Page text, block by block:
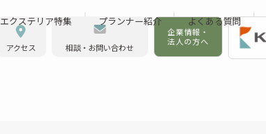
エクステリア特集 プランナー紹介 よくある質問
アクセス 相談・お問い合わせ
企業情報・
法人の方へ